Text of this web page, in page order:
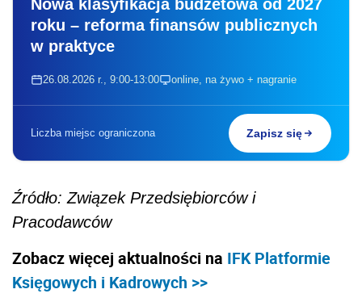
Nowa klasyfikacja budżetowa od 2027
roku – reforma finansów publicznych
w praktyce
26.08.2026 r., 9:00-13:00 online, na żywo + nagranie
Liczba miejsc ograniczona Zapisz się
Źródło: Związek Przedsiębiorców i
Pracodawców
Zobacz więcej aktualności na IFK Platformie
Księgowych i Kadrowych >>